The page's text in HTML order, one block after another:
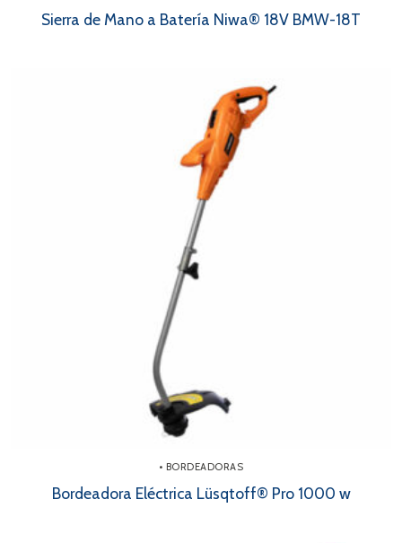
Sierra de Mano a Batería Niwa® 18V BMW-18T
• BORDEADORAS
Bordeadora Eléctrica Lüsqtoff® Pro 1000 w